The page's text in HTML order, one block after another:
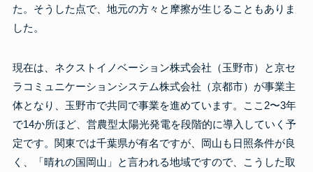
た。そうした点で、地元の方々と摩擦が生じることもありま
した。
現在は、ネクストイノベーション株式会社（玉野市）と京セ
ラコミュニケーションシステム株式会社（京都市）が事業主
体となり、玉野市で共同で事業を進めています。ここ2〜3年
で14か所ほど、営農型太陽光発電を段階的に導入していく予
定です。関東では千葉県が有名ですが、岡山も日照条件が良
く、「晴れの国岡山」と言われる地域ですので、こうした取